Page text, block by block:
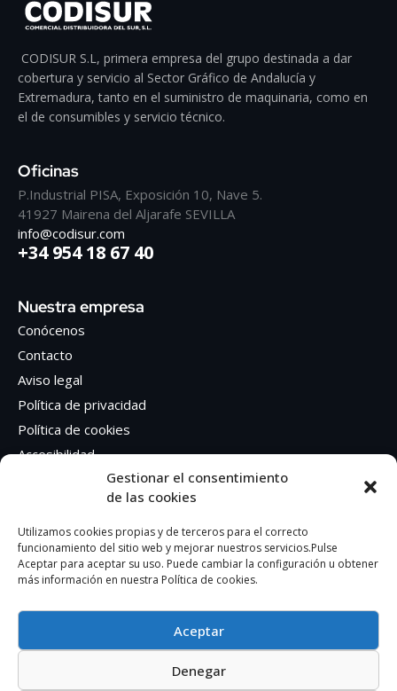
Gestionar el consentimiento
de las cookies
Utilizamos cookies propias y de terceros para el correcto
funcionamiento del sitio web y mejorar nuestros servicios.Pulse
Aceptar para aceptar su uso. Puede cambiar la configuración u obtener
más información en nuestra Política de cookies.
Aceptar
Denegar
CODISUR S.L, primera empresa del grupo destinada a dar
cobertura y servicio al Sector Gráfico de Andalucía y
Extremadura, tanto en el suministro de maquinaria, como en
el de consumibles y servicio técnico.
Oficinas
P.Industrial PISA, Exposición 10, Nave 5.
41927 Mairena del Aljarafe SEVILLA
info@codisur.com
+34 954 18 67 40
Nuestra empresa
Conócenos
Contacto
Aviso legal
Política de privacidad
Política de cookies
Accesibilidad
Síguenos en Redes sociales
Facebook
Instagram